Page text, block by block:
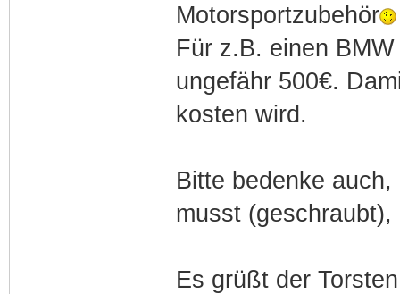
Motorsportzubehör
Für z.B. einen
ungefähr 500€.
kosten wird.
Bitte bedenke
musst
Es grüßt der Torsten